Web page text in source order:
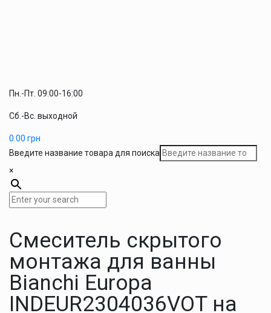
Пн.-Пт. 09:00-16:00
Сб.-Вс. выходной
0.00 грн
Введите название товара для поиска
×
Смеситель скрытого
монтажа для ванны
Bianchi Europa
INDEUR2304036VOT на